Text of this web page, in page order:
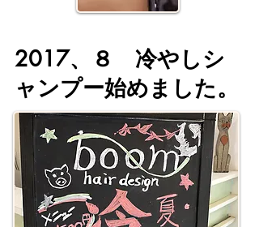
2017、８ 冷やしシ
ャンプー始めました。